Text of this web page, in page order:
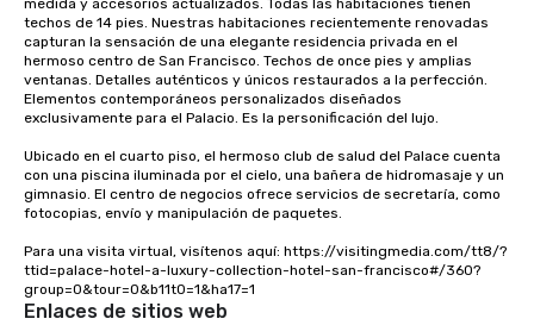
medida y accesorios actualizados. Todas las habitaciones tienen
techos de 14 pies. Nuestras habitaciones recientemente renovadas
capturan la sensación de una elegante residencia privada en el
hermoso centro de San Francisco. Techos de once pies y amplias
ventanas. Detalles auténticos y únicos restaurados a la perfección.
Elementos contemporáneos personalizados diseñados
exclusivamente para el Palacio. Es la personificación del lujo.
Ubicado en el cuarto piso, el hermoso club de salud del Palace cuenta
con una piscina iluminada por el cielo, una bañera de hidromasaje y un
gimnasio. El centro de negocios ofrece servicios de secretaría, como
fotocopias, envío y manipulación de paquetes.
Para una visita virtual, visítenos aquí: https://visitingmedia.com/tt8/?
ttid=palace-hotel-a-luxury-collection-hotel-san-francisco#/360?
group=0&tour=0&b11t0=1&ha17=1
Enlaces de sitios web